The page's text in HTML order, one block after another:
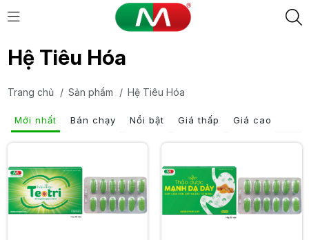
Hệ Tiêu Hóa
Trang chủ / Sản phẩm / Hệ Tiêu Hóa
Mới nhất Bán chạy Nổi bật Giá thấp Giá cao